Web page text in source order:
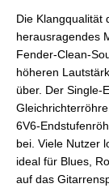
Die Klangqualität
herausragendes
Fender-Clean-
höheren
über. Der Single-
6V6-
bei. Viele Nutzer
ideal für Blues,
auf das